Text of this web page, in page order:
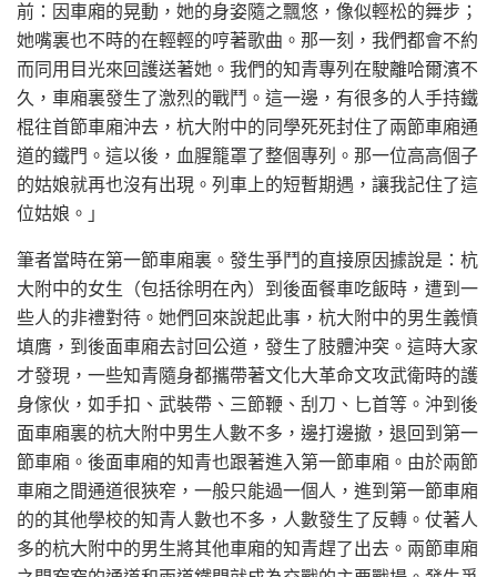
前：因車廂的晃動，她的身姿隨之飄悠，像似輕松的舞步；
她嘴裏也不時的在輕輕的哼著歌曲。那一刻，我們都會不約
而同用目光來回護送著她。我們的知青專列在駛離哈爾濱不
久，車廂裏發生了激烈的戰鬥。這一邊，有很多的人手持鐵
棍往首節車廂沖去，杭大附中的同學死死封住了兩節車廂通
道的鐵門。這以後，血腥籠罩了整個專列。那一位高高個子
的姑娘就再也沒有出現。列車上的短暫期遇，讓我記住了這
位姑娘。」
筆者當時在第一節車廂裏。發生爭鬥的直接原因據說是：杭
大附中的女生（包括徐明在內）到後面餐車吃飯時，遭到一
些人的非禮對待。她們回來說起此事，杭大附中的男生義憤
填膺，到後面車廂去討回公道，發生了肢體沖突。這時大家
才發現，一些知青隨身都攜帶著文化大革命文攻武衛時的護
身傢伙，如手扣、武裝帶、三節鞭、刮刀、匕首等。沖到後
面車廂裏的杭大附中男生人數不多，邊打邊撤，退回到第一
節車廂。後面車廂的知青也跟著進入第一節車廂。由於兩節
車廂之間通道很狹窄，一般只能過一個人，進到第一節車廂
的的其他學校的知青人數也不多，人數發生了反轉。仗著人
多的杭大附中的男生將其他車廂的知青趕了出去。兩節車廂